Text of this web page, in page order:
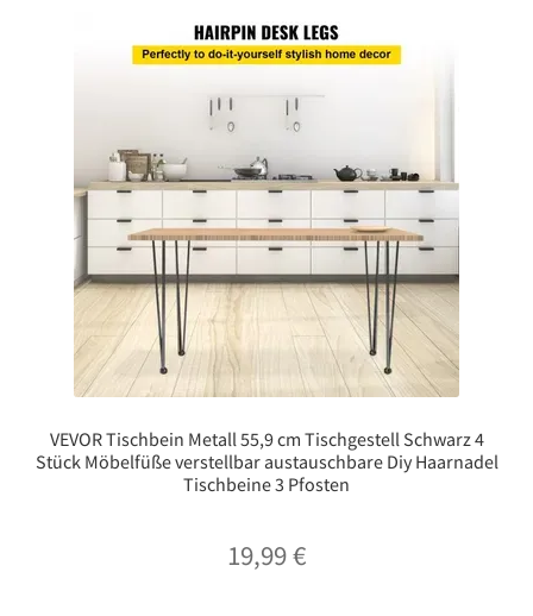
VEVOR Tischbein Metall 55,9 cm Tischgestell Schwarz 4
Stück Möbelfüße verstellbar austauschbare Diy Haarnadel
Tischbeine 3 Pfosten
19,99€